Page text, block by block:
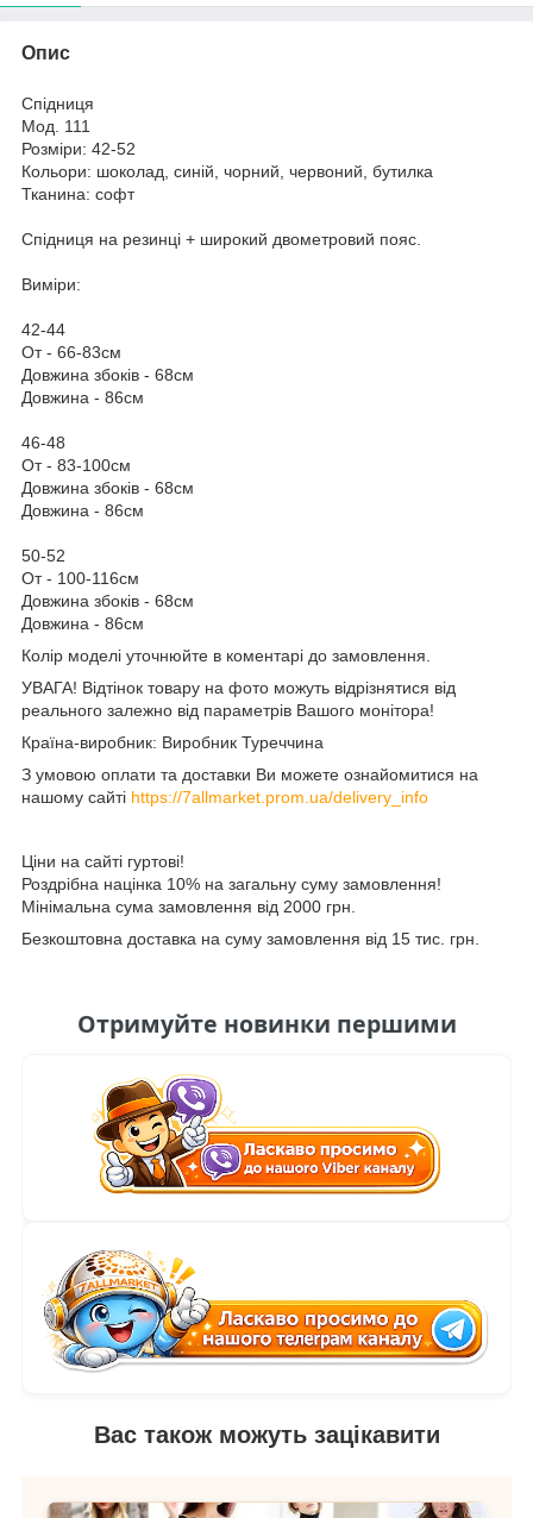
Опис
Спідниця
Мод. 111
Розміри: 42-52
Кольори: шоколад, синій, чорний, червоний, бутилка
Тканина: софт
Спідниця на резинці + широкий двометровий пояс.
Виміри:
42-44
От - 66-83см
Довжина збоків - 68см
Довжина - 86см
46-48
От - 83-100см
Довжина збоків - 68см
Довжина - 86см
50-52
От - 100-116см
Довжина збоків - 68см
Довжина - 86см
Колір моделі уточнюйте в коментарі до замовлення.
УВАГА! Відтінок товару на фото можуть відрізнятися від
реального залежно від параметрів Вашого монітора!
Країна-виробник: Виробник Туреччина
З умовою оплати та доставки Ви можете ознайомитися на
нашому сайті https://7allmarket.prom.ua/delivery_info
Ціни на сайті гуртові!
Роздрібна націнка 10% на загальну суму замовлення!
Мінімальна сума замовлення від 2000 грн.
Безкоштовна доставка на суму замовлення від 15 тис. грн.
Отримуйте новинки першими
Вас також можуть зацікавити